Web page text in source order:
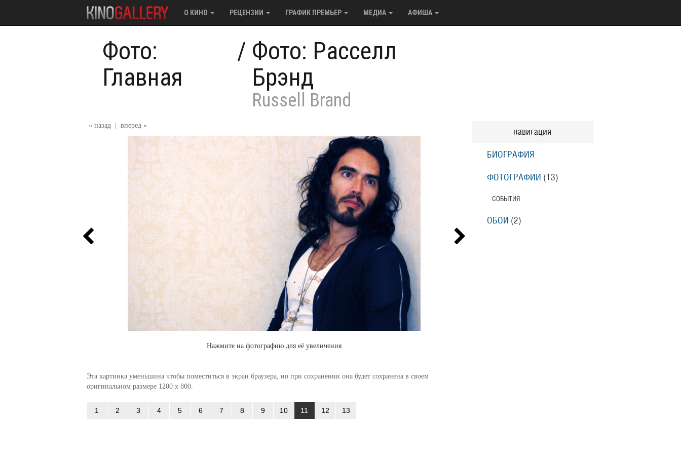
О КИНО РЕЦЕНЗИИ ГРАФИК ПРЕМЬЕР МЕДИА АФИША
Фото:
Главная
/ Фото: Расселл
Брэнд
Russell Brand
« назад вперед »
Нажмите на фотографию для её увеличения
Эта картинка уменьшина чтобы поместиться в экран браузера, но при сохранении она будет сохранена в своем
оригинальном размере 1200 x 800.
1 2 3 4 5 6 7 8 9 10 11 12 13
навигация
БИОГРАФИЯ
ФОТОГРАФИИ (13)
СОБЫТИЯ
ОБОИ (2)